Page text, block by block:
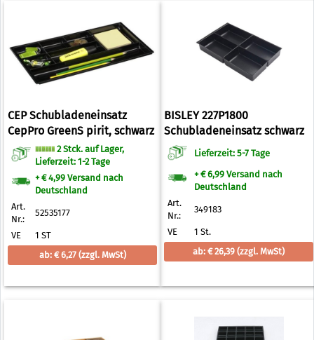
CEP Schubladeneinsatz
CepPro GreenS pirit, schwarz
(52535177) 2 Stck. auf Lager,
Lieferzeit: 1-2 Tage
+ € 4,99 Versand nach
Deutschland
Art.
Nr.:
52535177
VE
1 ST
ab: € 6,27 (zzgl. MwSt)
BISLEY 227P1800
Schubladeneinsatz schwarz
Lieferzeit: 5-7 Tage
+ € 6,99 Versand nach
Deutschland
Art.
Nr.:
349183
VE
1 St.
ab: € 26,39 (zzgl. MwSt)